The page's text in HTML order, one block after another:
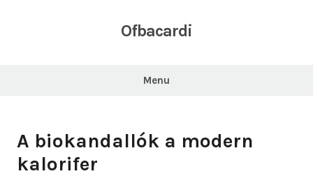
Ofbacardi
Menu
A biokandallók a modern
kalorifer